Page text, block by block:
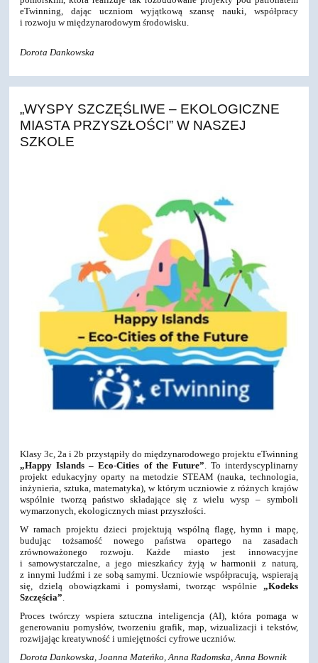
eTwinning, dając uczniom wyjątkową szansę nauki, współpracy
i rozwoju w międzynarodowym środowisku.
Dorota Dankowska
„WYSPY SZCZĘŚLIWE – EKOLOGICZNE
MIASTA PRZYSZŁOŚCI” W NASZEJ
SZKOLE
Klasy 3c, 2a i 2b przystąpiły do międzynarodowego projektu eTwinning
„Happy Islands – Eco-Cities of the Future”. To interdyscyplinarny
projekt edukacyjny oparty na metodzie STEAM (nauka, technologia,
inżynieria, sztuka, matematyka), w którym uczniowie z różnych krajów
wspólnie tworzą państwo składające się z wielu wysp – symboli
wymarzonych, ekologicznych miast przyszłości.
W ramach projektu dzieci projektują wspólną flagę, hymn i mapę,
budując tożsamość nowego państwa opartego na zasadach
zrównoważonego rozwoju. Każde miasto jest innowacyjne
i samowystarczalne, a jego mieszkańcy żyją w harmonii z naturą,
z innymi ludźmi i ze sobą samymi. Uczniowie współpracują, wspierają
się, dzielą obowiązkami i pomysłami, tworząc wspólnie „Kodeks
Szczęścia”.
Proces twórczy wspiera sztuczna inteligencja (AI), która pomaga w
generowaniu pomysłów, tworzeniu grafik, map, wizualizacji i tekstów,
rozwijając kreatywność i umiejętności cyfrowe uczniów.
Dorota Dankowska, Joanna Mateńko, Anna Radomska, Anna Bownik